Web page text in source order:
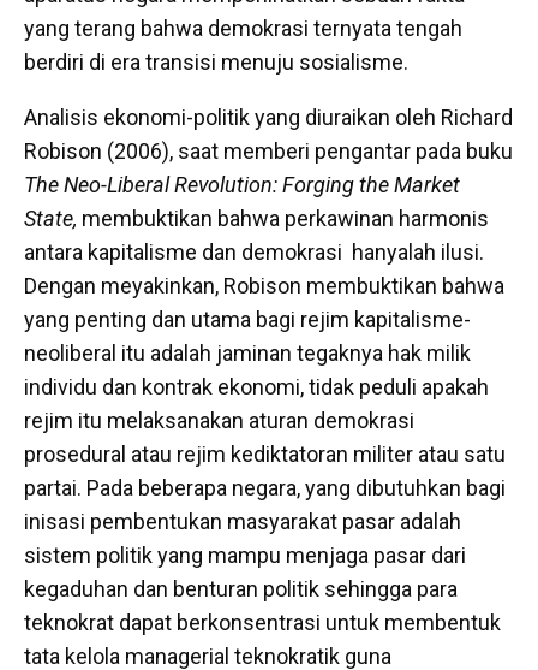
yang terang bahwa demokrasi ternyata tengah
berdiri di era transisi menuju sosialisme.
Analisis ekonomi-politik yang diuraikan oleh Richard
Robison (2006), saat memberi pengantar pada buku
The Neo-Liberal Revolution: Forging the Market
State, membuktikan bahwa perkawinan harmonis
antara kapitalisme dan demokrasi hanyalah ilusi.
Dengan meyakinkan, Robison membuktikan bahwa
yang penting dan utama bagi rejim kapitalisme-
neoliberal itu adalah jaminan tegaknya hak milik
individu dan kontrak ekonomi, tidak peduli apakah
rejim itu melaksanakan aturan demokrasi
prosedural atau rejim kediktatoran militer atau satu
partai. Pada beberapa negara, yang dibutuhkan bagi
inisasi pembentukan masyarakat pasar adalah
sistem politik yang mampu menjaga pasar dari
kegaduhan dan benturan politik sehingga para
teknokrat dapat berkonsentrasi untuk membentuk
tata kelola managerial teknokratik guna